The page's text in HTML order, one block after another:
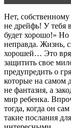
Нет,
не дрейфь! У тебя
будет хорошо!» Но
неправда. Жизнь,
хорошей… Это
защитить свое
предупредить о
которые на самом
не фантазия, а
мир ребенка.
тогда, когда он
такие послания